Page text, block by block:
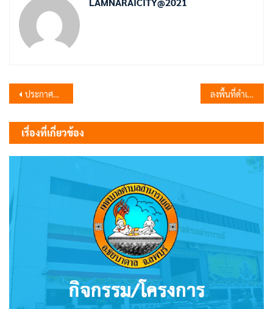
แนะแนว
เรื่อง
ประกาศผู้ชนะการเสนอราคา จ้างเหมาล้างทำความสะอาดและซ่อมแซมเครื่องปรับอากาศ จำนวน 2 รายการ โดยวิธีเฉพาะเจาะจง ลงพื้นที่ดำเนินการตัดหญ้า นำรถไถแชมป์ฟาร์มเข้าดันกิ่งไม้ และลอกท่อระบายน้ำ บริเวณหมู่บ้านบุญส่งเก่า หมู่ 8 ตำบลลำนารายณ์
เรื่องที่เกี่ยวข้อง